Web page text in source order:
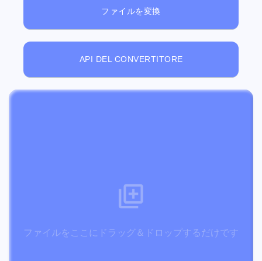
ファイルを変換
API DEL CONVERTITORE
ファイルをここにドラッグ＆ドロップするだけです